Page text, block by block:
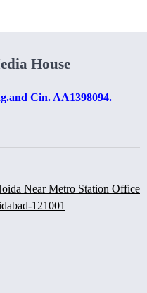
House
Cin. AA1398094.
Near Metro Station Office
121001